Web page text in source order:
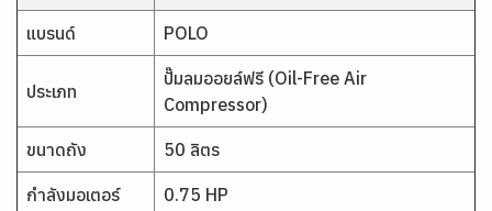
แบรนด์ POLO
ประเภท
ปั๊มลมออยล์ฟรี (Oil-Free Air
Compressor)
ขนาดถัง 50 ลิตร
กำลังมอเตอร์ 0.75 HP